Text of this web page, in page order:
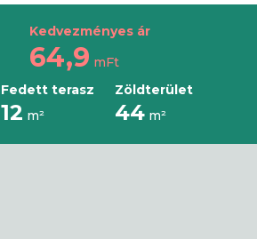
Kedvezményes ár
64,9 mFt
Fedett terasz
12 m²
Zöldterület
44 m²